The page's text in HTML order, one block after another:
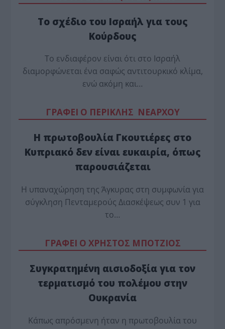
Το σχέδιο του Ισραήλ για τους
Κούρδους
Το ενδιαφέρον είναι ότι στο Ισραήλ
διαμορφώνεται ένα σαφώς αντιτουρκικό κλίμα,
ενώ ακόμη και…
ΓΡΑΦΕΙ Ο ΠΕΡΙΚΛΗΣ ΝΕΑΡΧΟΥ
Η πρωτοβουλία Γκουτιέρες στο
Κυπριακό δεν είναι ευκαιρία, όπως
παρουσιάζεται
Η υπαναχώρηση της Άγκυρας στη συμφωνία για
σύγκληση Πενταμερούς Διασκέψεως συν 1 για
το…
ΓΡΑΦΕΙ Ο ΧΡΗΣΤΟΣ ΜΠΟΤΖΙΟΣ
Συγκρατημένη αισιοδοξία για τον
τερματισμό του πολέμου στην
Ουκρανία
Κάπως απρόσμενη ήταν η πρωτοβουλία του